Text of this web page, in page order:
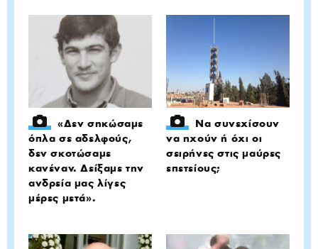
«Δεν σηκώσαμε
όπλα σε αδελφούς,
δεν σκοτώσαμε
κανέναν. Δείξαμε την
ανδρεία μας λίγες
μέρες μετά».
Να συνεχίσουν
να ηχούν ή όχι οι
σειρήνες στις μαύρες
επετείους;